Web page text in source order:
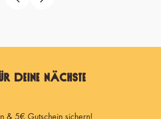
Deine nächste